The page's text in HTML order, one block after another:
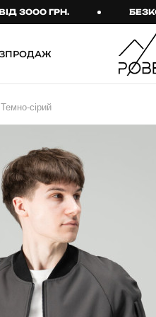
ГРН.
Брюки
Карго
Спортивні штани
Лосини
Джинси
КОМПЛЕКТИ
Куртка й штани
сірий